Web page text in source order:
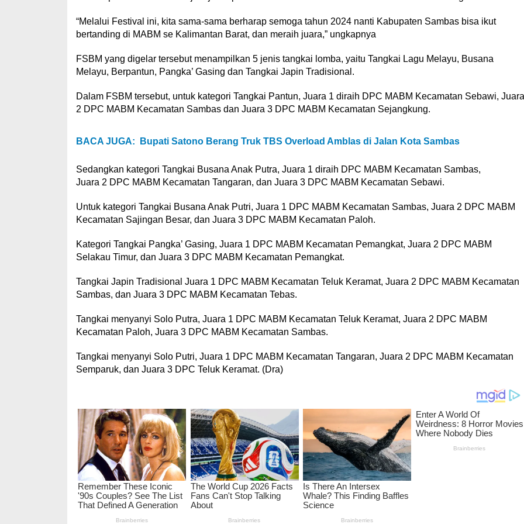
“Melalui Festival ini, kita sama-sama berharap semoga tahun 2024 nanti Kabupaten Sambas bisa ikut
bertanding di MABM se Kalimantan Barat, dan meraih juara,” ungkapnya
FSBM yang digelar tersebut menampilkan 5 jenis tangkai lomba, yaitu Tangkai Lagu Melayu, Busana
Melayu, Berpantun, Pangka’ Gasing dan Tangkai Japin Tradisional.
Dalam FSBM tersebut, untuk kategori Tangkai Pantun, Juara 1 diraih DPC MABM Kecamatan Sebawi, Juara
2 DPC MABM Kecamatan Sambas dan Juara 3 DPC MABM Kecamatan Sejangkung.
BACA JUGA: Bupati Satono Berang Truk TBS Overload Amblas di Jalan Kota Sambas
Sedangkan kategori Tangkai Busana Anak Putra, Juara 1 diraih DPC MABM Kecamatan Sambas,
Juara 2 DPC MABM Kecamatan Tangaran, dan Juara 3 DPC MABM Kecamatan Sebawi.
Untuk kategori Tangkai Busana Anak Putri, Juara 1 DPC MABM Kecamatan Sambas, Juara 2 DPC MABM
Kecamatan Sajingan Besar, dan Juara 3 DPC MABM Kecamatan Paloh.
Kategori Tangkai Pangka’ Gasing, Juara 1 DPC MABM Kecamatan Pemangkat, Juara 2 DPC MABM
Selakau Timur, dan Juara 3 DPC MABM Kecamatan Pemangkat.
Tangkai Japin Tradisional Juara 1 DPC MABM Kecamatan Teluk Keramat, Juara 2 DPC MABM Kecamatan
Sambas, dan Juara 3 DPC MABM Kecamatan Tebas.
Tangkai menyanyi Solo Putra, Juara 1 DPC MABM Kecamatan Teluk Keramat, Juara 2 DPC MABM
Kecamatan Paloh, Juara 3 DPC MABM Kecamatan Sambas.
Tangkai menyanyi Solo Putri, Juara 1 DPC MABM Kecamatan Tangaran, Juara 2 DPC MABM Kecamatan
Semparuk, dan Juara 3 DPC Teluk Keramat. (Dra)